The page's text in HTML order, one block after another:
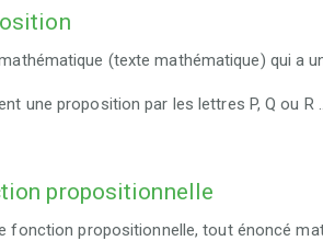
(texte mathématique) qui a
une proposition par les lettres P, Q ou R
propositionnelle
fonction propositionnelle, tout énoncé